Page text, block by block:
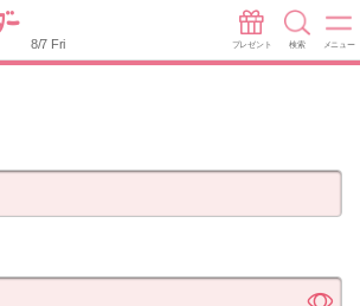
8/7 Fri プレゼント 検索 メニュー